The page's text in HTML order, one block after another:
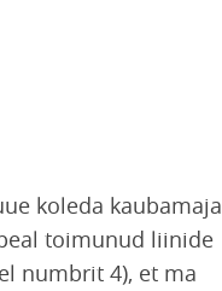
koleda kaubamaja
toimunud liinide
numbrit 4), et ma